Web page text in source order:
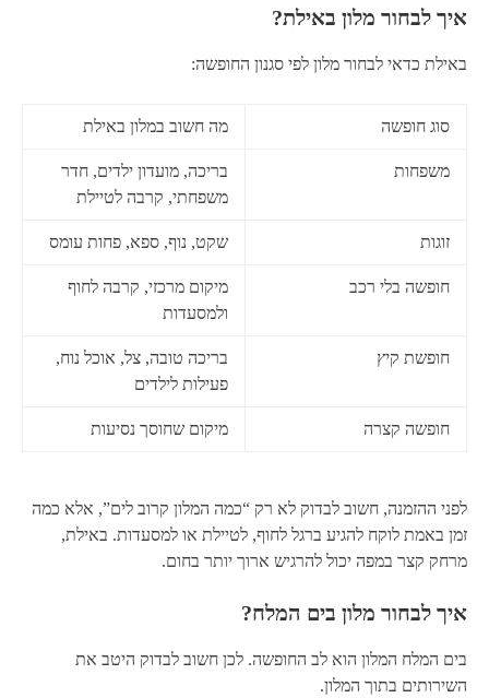
איך לבחור מלון באילת?
באילת כדאי לבחור מלון לפי סגנון החופשה:
סוג חופשה מה חשוב במלון באילת
משפחות
בריכה, מועדון ילדים, חדר
משפחתי, קרבה לטיילת
זוגות שקט, נוף, ספא, פחות עומס
חופשה בלי רכב
מיקום מרכזי, קרבה לחוף
ולמסעדות
חופשת קיץ
בריכה טובה, צל, אוכל נוח,
פעילות לילדים
חופשה קצרה מיקום שחוסך נסיעות
לפני ההזמנה, חשוב לבדוק לא רק “כמה המלון קרוב לים”, אלא כמה
זמן באמת לוקח להגיע ברגל לחוף, לטיילת או למסעדות. באילת,
מרחק קצר במפה יכול להרגיש ארוך יותר בחום.
איך לבחור מלון בים המלח?
בים המלח המלון הוא לב החופשה. לכן חשוב לבדוק היטב את
השירותים בתוך המלון.